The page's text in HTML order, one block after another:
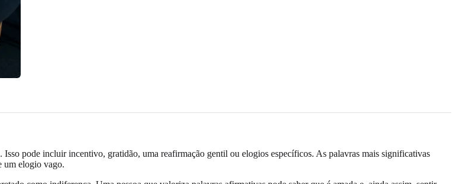
pode incluir incentivo, gratidão, uma reafirmação gentil ou elogios específicos. As palavras mais significativas
um elogio vago.